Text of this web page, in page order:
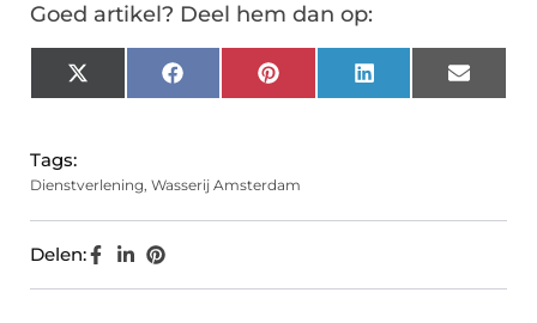
Goed artikel? Deel hem dan op:
X
(Twitter)
FacebookPinterest LinkedIn Email
Tags:
Dienstverlening, Wasserij Amsterdam
Delen: